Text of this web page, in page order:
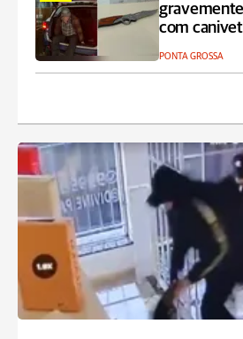
com
PONTA GROSSA